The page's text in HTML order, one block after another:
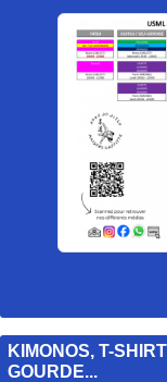
KIMONOS, T-
GOURDE...